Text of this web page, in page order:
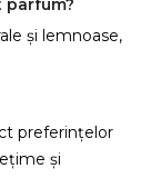
parfum?
și lemnoase,
preferințelor
și